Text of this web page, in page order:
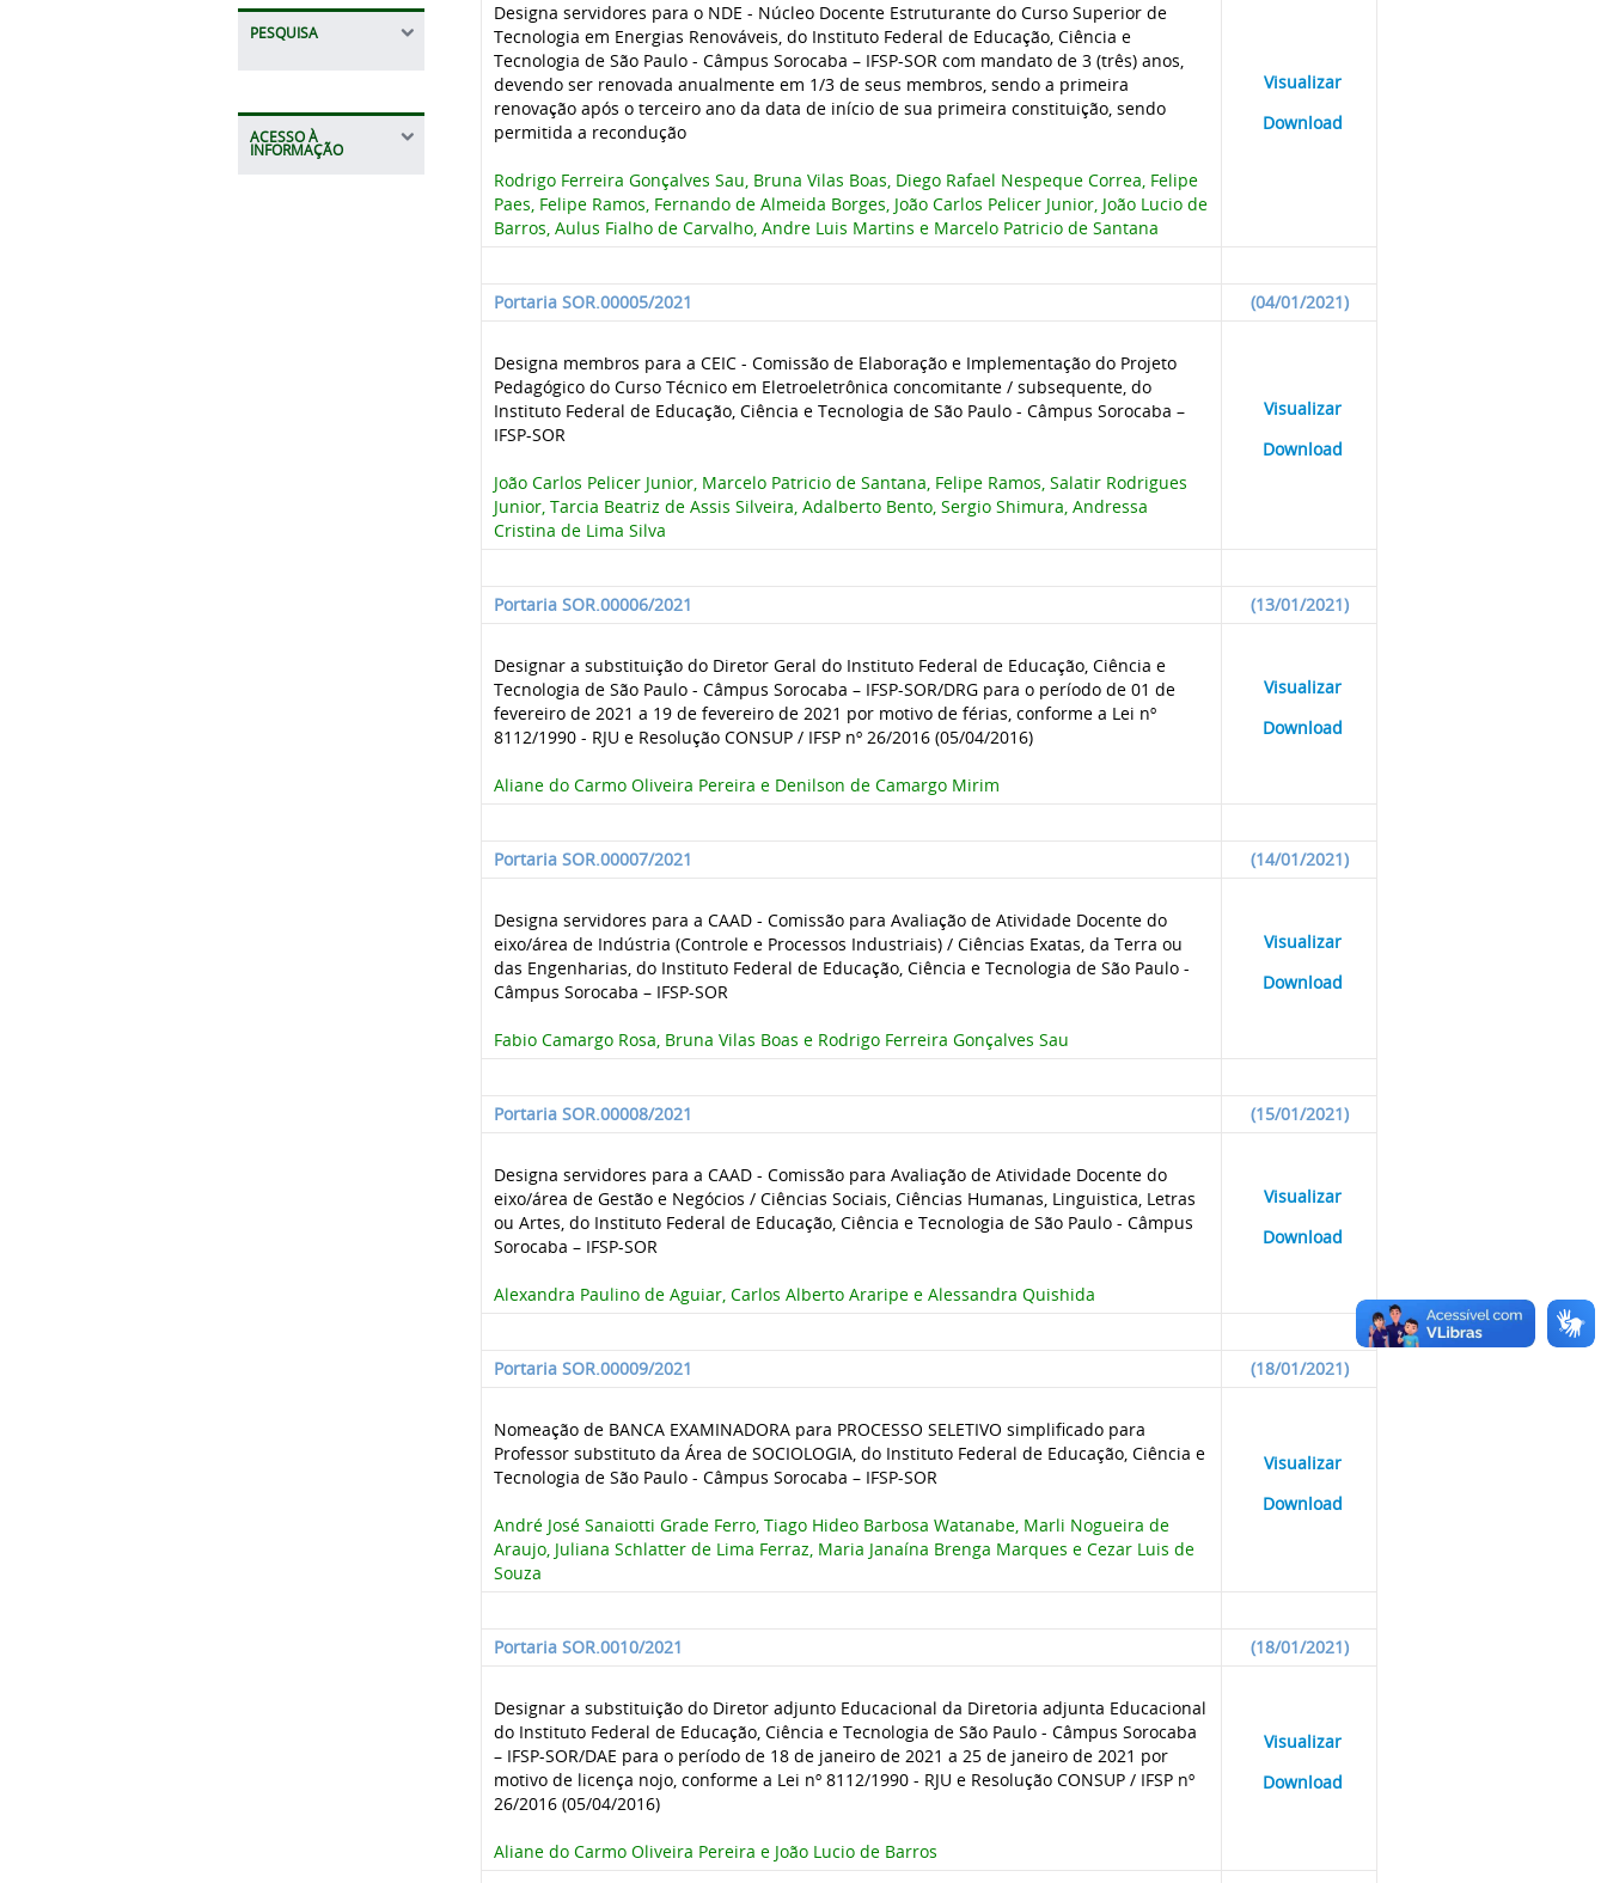
PESQUISA
ACESSO À
INFORMAÇÃO
Designa servidores para o NDE - Núcleo Docente Estruturante do Curso Superior de
Tecnologia em Energias Renováveis, do Instituto Federal de Educação, Ciência e
Tecnologia de São Paulo - Câmpus Sorocaba – IFSP-SOR com mandato de 3 (três) anos,
devendo ser renovada anualmente em 1/3 de seus membros, sendo a primeira
renovação após o terceiro ano da data de início de sua primeira constituição, sendo
permitida a recondução
Rodrigo Ferreira Gonçalves Sau, Bruna Vilas Boas, Diego Rafael Nespeque Correa, Felipe
Paes, Felipe Ramos, Fernando de Almeida Borges, João Carlos Pelicer Junior, João Lucio de
Barros, Aulus Fialho de Carvalho, Andre Luis Martins e Marcelo Patricio de Santana
Visualizar
Download
Portaria SOR.00005/2021 (04/01/2021)
Designa membros para a CEIC - Comissão de Elaboração e Implementação do Projeto
Pedagógico do Curso Técnico em Eletroeletrônica concomitante / subsequente, do
Instituto Federal de Educação, Ciência e Tecnologia de São Paulo - Câmpus Sorocaba –
IFSP-SOR
João Carlos Pelicer Junior, Marcelo Patricio de Santana, Felipe Ramos, Salatir Rodrigues
Junior, Tarcia Beatriz de Assis Silveira, Adalberto Bento, Sergio Shimura, Andressa
Cristina de Lima Silva
Visualizar
Download
Portaria SOR.00006/2021 (13/01/2021)
Designar a substituição do Diretor Geral do Instituto Federal de Educação, Ciência e
Tecnologia de São Paulo - Câmpus Sorocaba – IFSP-SOR/DRG para o período de 01 de
fevereiro de 2021 a 19 de fevereiro de 2021 por motivo de férias, conforme a Lei nº
8112/1990 - RJU e Resolução CONSUP / IFSP nº 26/2016 (05/04/2016)
Aliane do Carmo Oliveira Pereira e Denilson de Camargo Mirim
Visualizar
Download
Portaria SOR.00007/2021 (14/01/2021)
Designa servidores para a CAAD - Comissão para Avaliação de Atividade Docente do
eixo/área de Indústria (Controle e Processos Industriais) / Ciências Exatas, da Terra ou
das Engenharias, do Instituto Federal de Educação, Ciência e Tecnologia de São Paulo -
Câmpus Sorocaba – IFSP-SOR
Fabio Camargo Rosa, Bruna Vilas Boas e Rodrigo Ferreira Gonçalves Sau
Visualizar
Download
Portaria SOR.00008/2021 (15/01/2021)
Designa servidores para a CAAD - Comissão para Avaliação de Atividade Docente do
eixo/área de Gestão e Negócios / Ciências Sociais, Ciências Humanas, Linguistica, Letras
ou Artes, do Instituto Federal de Educação, Ciência e Tecnologia de São Paulo - Câmpus
Sorocaba – IFSP-SOR
Alexandra Paulino de Aguiar, Carlos Alberto Araripe e Alessandra Quishida
Visualizar
Download
Portaria SOR.00009/2021 (18/01/2021)
Nomeação de BANCA EXAMINADORA para PROCESSO SELETIVO simplificado para
Professor substituto da Área de SOCIOLOGIA, do Instituto Federal de Educação, Ciência e
Tecnologia de São Paulo - Câmpus Sorocaba – IFSP-SOR
André José Sanaiotti Grade Ferro, Tiago Hideo Barbosa Watanabe, Marli Nogueira de
Araujo, Juliana Schlatter de Lima Ferraz, Maria Janaína Brenga Marques e Cezar Luis de
Souza
Visualizar
Download
Portaria SOR.0010/2021 (18/01/2021)
Designar a substituição do Diretor adjunto Educacional da Diretoria adjunta Educacional
do Instituto Federal de Educação, Ciência e Tecnologia de São Paulo - Câmpus Sorocaba
– IFSP-SOR/DAE para o período de 18 de janeiro de 2021 a 25 de janeiro de 2021 por
motivo de licença nojo, conforme a Lei nº 8112/1990 - RJU e Resolução CONSUP / IFSP nº
26/2016 (05/04/2016)
Aliane do Carmo Oliveira Pereira e João Lucio de Barros
Visualizar
Download